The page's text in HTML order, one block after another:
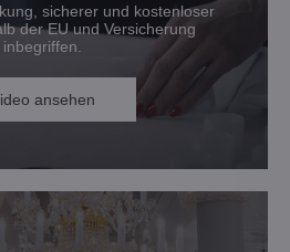
sicherer und kostenloser
der EU und Versicherung
inbegriffen.
ansehen